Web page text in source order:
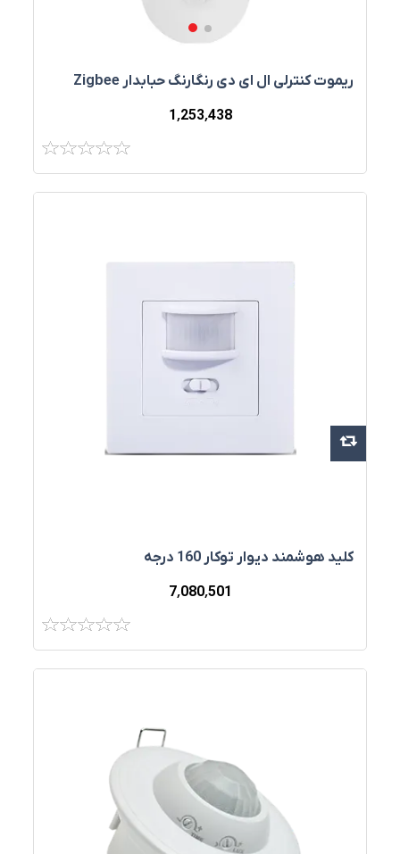
ریموت کنترلی ال ای دی رنگارنگ حبابدار Zigbee
1٬253٬438
کليد هوشمند ديوار توکار 160 درجه
7٬080٬501